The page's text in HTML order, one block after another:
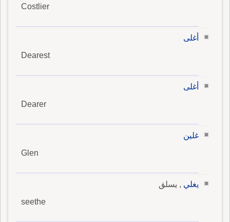
Costlier
أغلى
Dearest
أغلى
Dearer
غلين
Glen
يغلي , يسلق
seethe